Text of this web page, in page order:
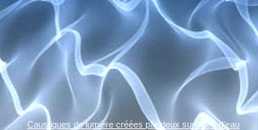
Caustiques de lumière créées par deux surfaces d’eau